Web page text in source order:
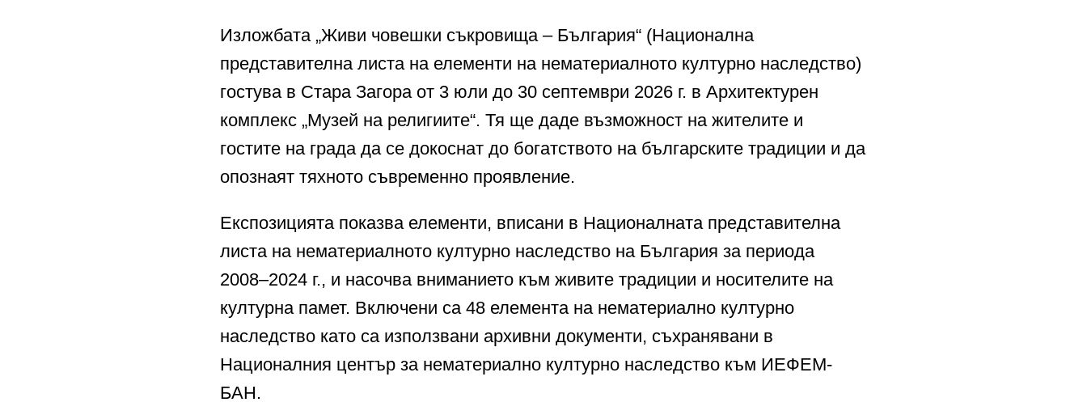
Изложбата „Живи човешки съкровища – България“ (Национална
представителна листа на елементи на нематериалното културно наследство)
гостува в Стара Загора от 3 юли до 30 септември 2026 г. в Архитектурен
комплекс „Музей на религиите“. Тя ще даде възможност на жителите и
гостите на града да се докоснат до богатството на българските традиции и да
опознаят тяхното съвременно проявление.
Експозицията показва елементи, вписани в Националната представителна
листа на нематериалното културно наследство на България за периода
2008–2024 г., и насочва вниманието към живите традиции и носителите на
културна памет. Включени са 48 елемента на нематериално културно
наследство като са използвани архивни документи, съхранявани в
Националния център за нематериално културно наследство към ИЕФЕМ-
БАН.